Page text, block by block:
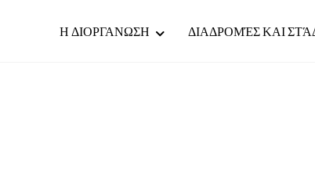
Η ΔΙΟΡΓΑΝΩΣΗ ΔΙΑΔΡΟΜΈΣ ΚΑΙ